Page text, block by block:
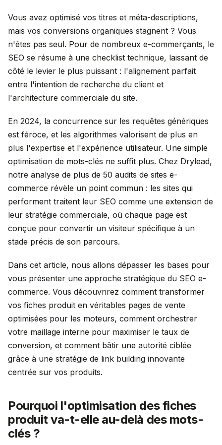
Vous avez optimisé vos titres et méta-descriptions,
mais vos conversions organiques stagnent ? Vous
n'êtes pas seul. Pour de nombreux e-commerçants, le
SEO se résume à une checklist technique, laissant de
côté le levier le plus puissant : l'alignement parfait
entre l'intention de recherche du client et
l'architecture commerciale du site.
En 2024, la concurrence sur les requêtes génériques
est féroce, et les algorithmes valorisent de plus en
plus l'expertise et l'expérience utilisateur. Une simple
optimisation de mots-clés ne suffit plus. Chez Drylead,
notre analyse de plus de 50 audits de sites e-
commerce révèle un point commun : les sites qui
performent traitent leur SEO comme une extension de
leur stratégie commerciale, où chaque page est
conçue pour convertir un visiteur spécifique à un
stade précis de son parcours.
Dans cet article, nous allons dépasser les bases pour
vous présenter une approche stratégique du SEO e-
commerce. Vous découvrirez comment transformer
vos fiches produit en véritables pages de vente
optimisées pour les moteurs, comment orchestrer
votre maillage interne pour maximiser le taux de
conversion, et comment bâtir une autorité ciblée
grâce à une stratégie de link building innovante
centrée sur vos produits.
Pourquoi l'optimisation des fiches
produit va-t-elle au-delà des mots-
clés ?